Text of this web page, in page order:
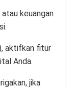
keuangan
aktifkan fitur
Anda.
jika